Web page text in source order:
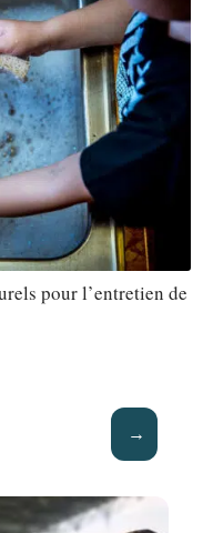
pour l’entretien de